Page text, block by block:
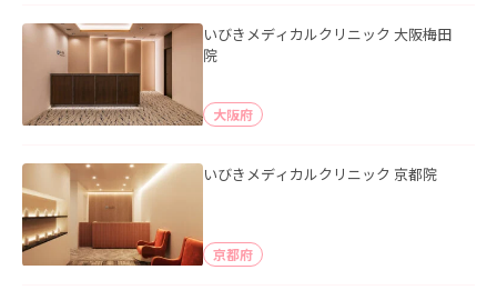
いびきメディカルクリニック 大阪梅田
院
大阪府
いびきメディカルクリニック 京都院
京都府